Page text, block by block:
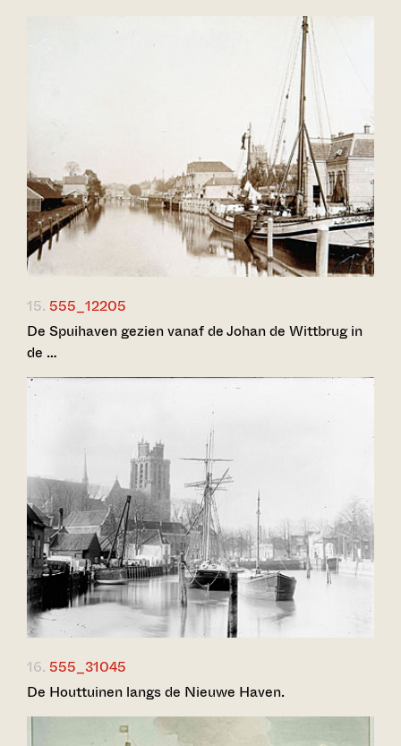
15. 555_12205
De Spuihaven gezien vanaf de Johan de Wittbrug in
de …
16. 555_31045
De Houttuinen langs de Nieuwe Haven.